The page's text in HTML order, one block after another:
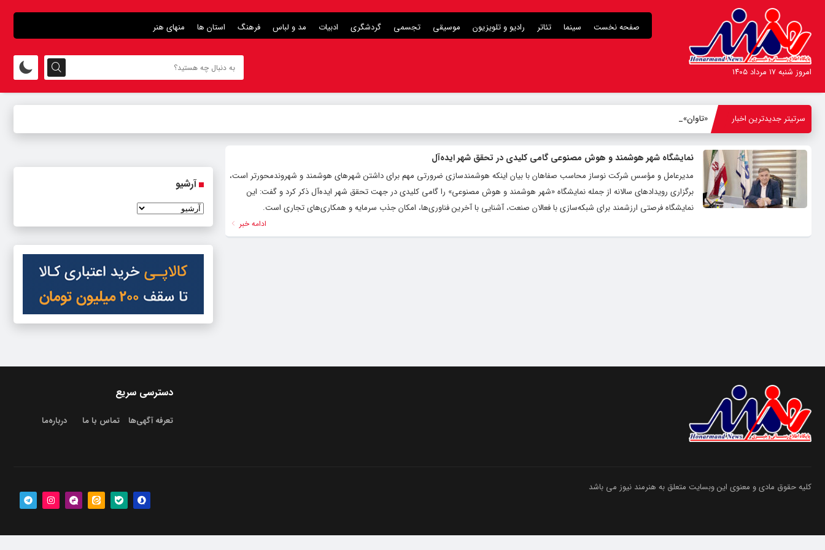
صفحه نخست سینما تئاتر رادیو و تلویزیون موسیقی تجسمی گردشگری ادبیات مد و لباس فرهنگ استان ها منهای هنر
امروز شنبه ۱۷ مرداد ۱۴۰۵
سرتیتر جدیدترین اخبار «تاوان» در
نمایشگاه شهر هوشمند و هوش مصنوعی گامی کلیدی در تحقق شهر ایده‌آل
مدیرعامل و مؤسس شرکت نوساز محاسب صفاهان با بیان اینکه هوشمندسازی ضرورتی مهم برای داشتن شهرهای هوشمند و شهروندمحورتر است،
برگزاری رویدادهای سالانه از جمله نمایشگاه «شهر هوشمند و هوش مصنوعی» را گامی کلیدی در جهت تحقق شهر ایده‌آل ذکر کرد و گفت: این
نمایشگاه فرصتی ارزشمند برای شبکه‌سازی با فعالان صنعت، آشنایی با آخرین فناوری‌ها، امکان جذب سرمایه و همکاری‌های تجاری است.
ادامه خبر
آرشیو
دسترسی سریع
تعرفه آگهی‌ها تماس با ما درباره‌‌ما
کلیه حقوق مادی و معنوی این وبسایت متعلق به هنرمند نیوز می باشد